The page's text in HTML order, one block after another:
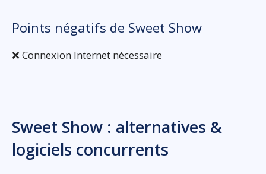
Points négatifs de Sweet Show
❌ Connexion Internet nécessaire
Sweet Show : alternatives &
logiciels concurrents